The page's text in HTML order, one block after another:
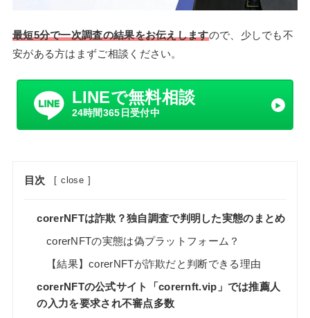
最短5分で一次調査の結果をお伝えしますので、少しでも不
安がある方はまずご相談ください。
LINEで無料相談
24時間365日受付中
目次 [ close ]
corerNFTは詐欺？独自調査で判明した実態のまとめ
corerNFTの実態は偽プラットフォーム？
【結果】corerNFTが詐欺だと判断できる理由
corerNFTの公式サイト「corernft.vip」では推薦人
の入力を要求され不審点多数